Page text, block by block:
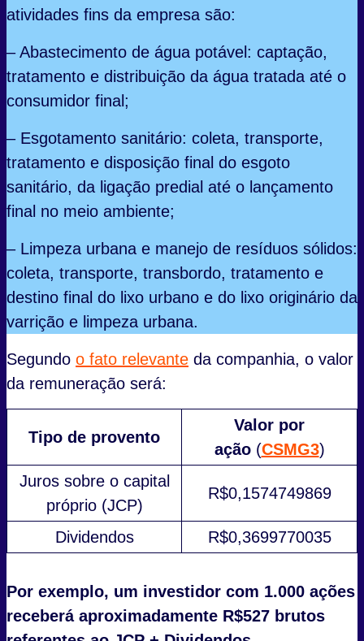
atividades fins da empresa são:
– Abastecimento de água potável: captação,
tratamento e distribuição da água tratada até o
consumidor final;
– Esgotamento sanitário: coleta, transporte,
tratamento e disposição final do esgoto
sanitário, da ligação predial até o lançamento
final no meio ambiente;
– Limpeza urbana e manejo de resíduos sólidos:
coleta, transporte, transbordo, tratamento e
destino final do lixo urbano e do lixo originário da
varrição e limpeza urbana.
Segundo o fato relevante da companhia, o valor
da remuneração será:
Tipo de provento
Valor por
ação(CSMG3)
Juros sobre o capital
próprio (JCP)
R$0,1574749869
Dividendos R$0,3699770035
Por exemplo, um investidor com 1.000 ações
receberá aproximadamente R$527 brutos